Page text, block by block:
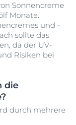
Sonnencreme
Monate.
und -
sollte das
da der UV-
Risiken bei
die
durch mehrere